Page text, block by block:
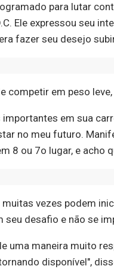
para lutar
Ele expressou seu
fazer seu desejo
competir em peso
importantes em sua
no meu futuro.
8 ou 7o lugar, e acho
vezes podem
seu desafio e não se
uma maneira muito
disponível",